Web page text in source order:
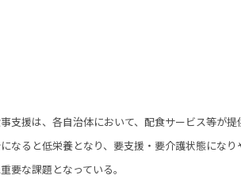
支援は、各自治体において、配食サービス等が
なると低栄養となり、要支援・要介護状態にな
要な課題となっている。